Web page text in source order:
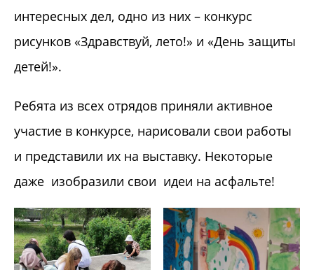
интересных дел, одно из них – конкурс
рисунков «Здравствуй, лето!» и «День защиты
детей!».
​Ребята из всех отрядов приняли активное
участие в конкурсе, нарисовали свои работы
и представили их на выставку. Некоторые
даже изобразили свои идеи на асфальте!